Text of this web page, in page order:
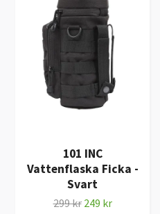
101 INC
Vattenflaska Ficka -
Svart
299 kr 249 kr